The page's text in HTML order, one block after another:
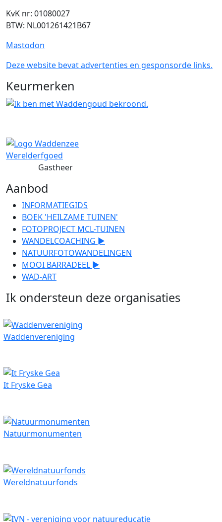
KvK nr: 01080027
BTW: NL001261421B67
Mastodon
Deze website bevat advertenties en gesponsorde links.
Keurmerken
Gastheer
Aanbod
INFORMATIEGIDS
BOEK 'HEILZAME TUINEN'
FOTOPROJECT MCL-TUINEN
WANDELCOACHING ►
NATUURFOTOWANDELINGEN
MOOI BARRADEEL ►
WAD-ART
Ik ondersteun deze organisaties
Waddenvereniging
It Fryske Gea
Natuurmonumenten
Wereldnatuurfonds